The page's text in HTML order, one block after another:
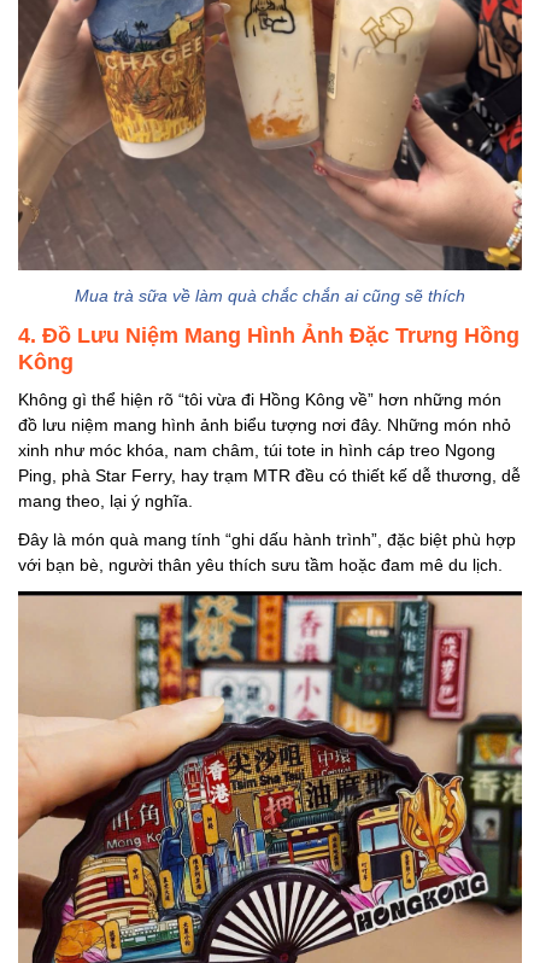
Mua trà sữa về làm quà chắc chắn ai cũng sẽ thích
4. Đồ Lưu Niệm Mang Hình Ảnh Đặc Trưng Hồng
Kông
Không gì thể hiện rõ “tôi vừa đi Hồng Kông về” hơn những món
đồ lưu niệm mang hình ảnh biểu tượng nơi đây. Những món nhỏ
xinh như móc khóa, nam châm, túi tote in hình cáp treo Ngong
Ping, phà Star Ferry, hay trạm MTR đều có thiết kế dễ thương, dễ
mang theo, lại ý nghĩa.
Đây là món quà mang tính “ghi dấu hành trình”, đặc biệt phù hợp
với bạn bè, người thân yêu thích sưu tầm hoặc đam mê du lịch.